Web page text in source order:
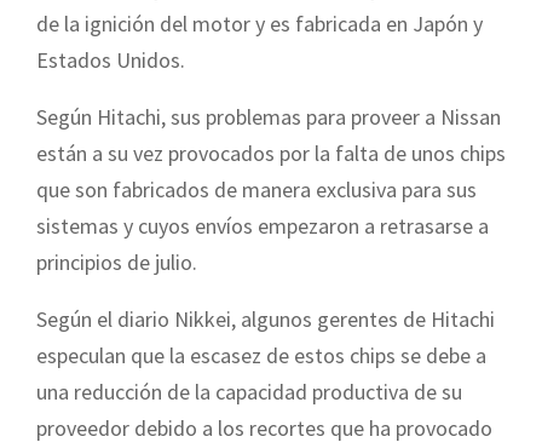
de la ignición del motor y es fabricada en Japón y
Estados Unidos.
Según Hitachi, sus problemas para proveer a Nissan
están a su vez provocados por la falta de unos chips
que son fabricados de manera exclusiva para sus
sistemas y cuyos envíos empezaron a retrasarse a
principios de julio.
Según el diario Nikkei, algunos gerentes de Hitachi
especulan que la escasez de estos chips se debe a
una reducción de la capacidad productiva de su
proveedor debido a los recortes que ha provocado